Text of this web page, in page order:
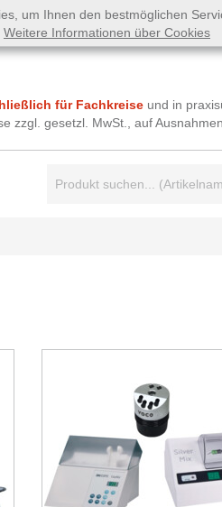
um Ihnen den bestmöglichen
Weitere Informationen über Cookies
für Fachkreise und in
zzgl. gesetzl. MwSt., auf